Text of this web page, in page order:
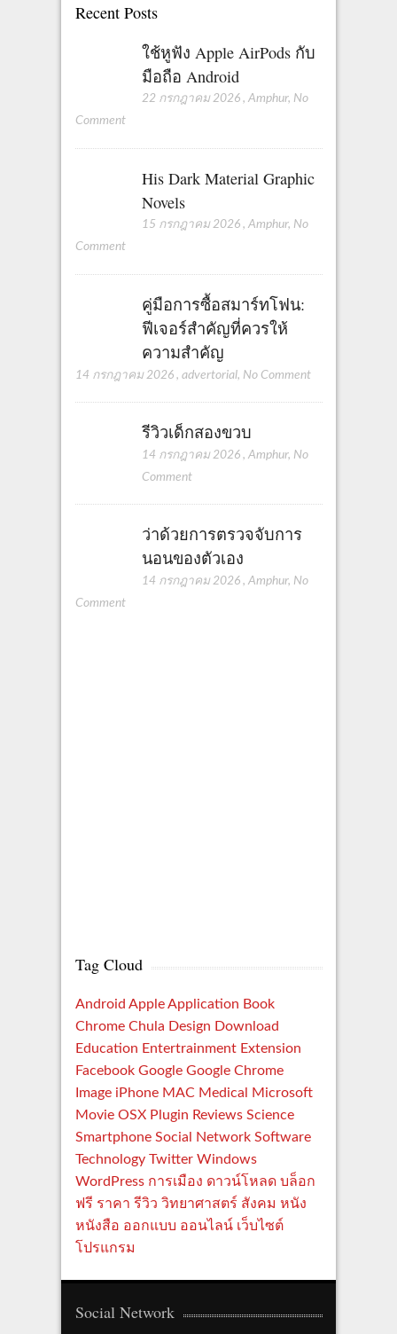
a
o
n
Recent Posts
ใช้หูฟัง Apple AirPods กับ
มือถือ Android
22 กรกฎาคม 2026 , Amphur, No
Comment
His Dark Material Graphic
Novels
15 กรกฎาคม 2026 , Amphur, No
Comment
คู่มือการซื้อสมาร์ทโฟน:
ฟีเจอร์สำคัญที่ควรให้
ความสำคัญ
14 กรกฎาคม 2026 , advertorial, No Comment
รีวิวเด็กสองขวบ
14 กรกฎาคม 2026 , Amphur, No
Comment
ว่าด้วยการตรวจจับการ
นอนของตัวเอง
14 กรกฎาคม 2026 , Amphur, No
Comment
Tag Cloud
Android Apple Application Book
Chrome Chula Design Download
Education Entertrainment Extension
Facebook Google Google Chrome
Image iPhone MAC Medical
Microsoft
Movie OSX Plugin Reviews Science
Smartphone Social Network Software
Technology Twitter Windows
WordPress การเมือง ดาวน์โหลด บล็อก
ฟรี ราคา รีวิว วิทยาศาสตร์ สังคม หนัง
หนังสือ ออกแบบ ออนไลน์ เว็บไซต์
โปรแกรม
Social Network